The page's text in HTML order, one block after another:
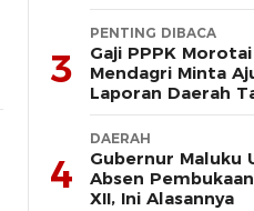
3
PENTING DIBACA
Gaji PPPK
Mendagri Minta
Laporan Daerah
Bayar Pegawai
4
DAERAH
Gubernur Maluku
Absen
XII, Ini Alasannya